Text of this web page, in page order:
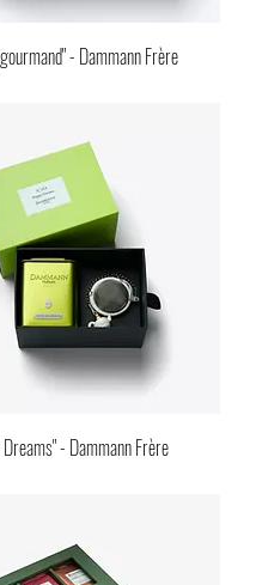
- Dammann Frère
- Dammann Frère